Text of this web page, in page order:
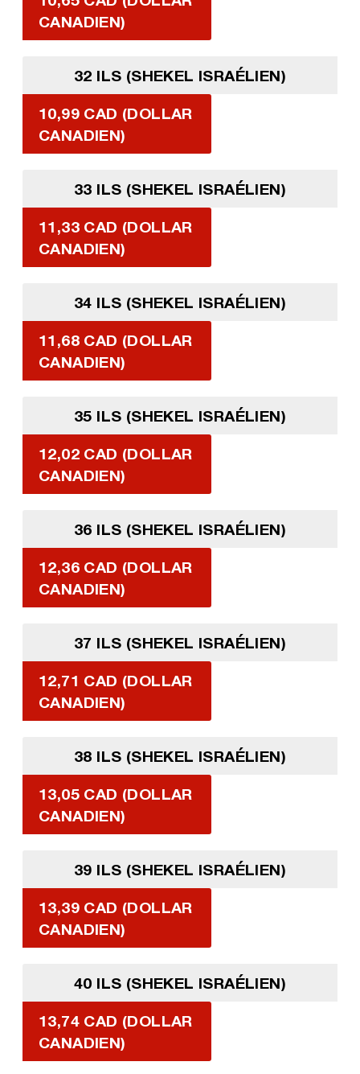
CANADIEN)
32 ILS (SHEKEL ISRAÉLIEN)
10,99 CAD (DOLLAR
CANADIEN)
33 ILS (SHEKEL ISRAÉLIEN)
11,33 CAD (DOLLAR
CANADIEN)
34 ILS (SHEKEL ISRAÉLIEN)
11,68 CAD (DOLLAR
CANADIEN)
35 ILS (SHEKEL ISRAÉLIEN)
12,02 CAD (DOLLAR
CANADIEN)
36 ILS (SHEKEL ISRAÉLIEN)
12,36 CAD (DOLLAR
CANADIEN)
37 ILS (SHEKEL ISRAÉLIEN)
12,71 CAD (DOLLAR
CANADIEN)
38 ILS (SHEKEL ISRAÉLIEN)
13,05 CAD (DOLLAR
CANADIEN)
39 ILS (SHEKEL ISRAÉLIEN)
13,39 CAD (DOLLAR
CANADIEN)
40 ILS (SHEKEL ISRAÉLIEN)
13,74 CAD (DOLLAR
CANADIEN)